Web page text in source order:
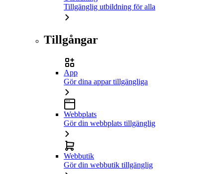
Tillgänglig utbildning för alla
Tillgångar
App
Gör dina appar tillgängliga
Webbplats
Gör din webbplats tillgänglig
Webbutik
Gör din webbutik tillgänglig